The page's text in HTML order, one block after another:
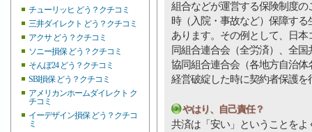
チューリッヒ どう？クチコミ
三井ダイレクト どう？クチコミ
アクサ どう？クチコミ
ソニー損保 どう？クチコミ
そんぽ24 どう？クチコミ
SBI損保 どう？クチコミ
アメリカンホームダイレクト ク
チコミ
イーデザイン損保 どう？クチコ
ミ
組合などが運営する保険制度
時（入院・事故など）保障す
あります。その例として、日
同組合連合会（全労済）、全
協同組合連合会（各地方自治
経営破綻した時に契約者保護
やはり、自己責任？
共済は「安い」ということを